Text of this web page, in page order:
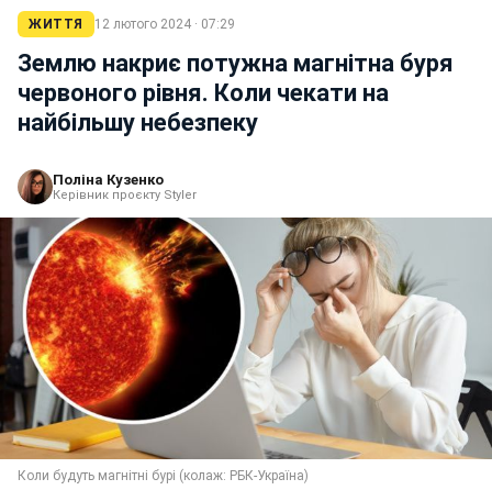
ЖИТТЯ 12 лютого 2024 · 07:29
Землю накриє потужна магнітна буря
червоного рівня. Коли чекати на
найбільшу небезпеку
Поліна Кузенко
Керівник проєкту Styler
Коли будуть магнітні бурі (колаж: РБК-Україна)